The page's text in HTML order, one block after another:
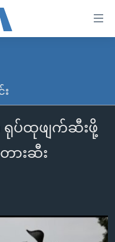
ရုပ်ထုဖျက်ဆီးဖို့
ားဆီး